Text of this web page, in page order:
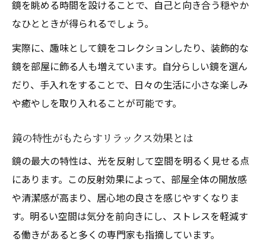
鏡を通じて自己認識を深めるコツ
鏡を見る習慣で自己理解が高まる理由
鏡趣味が感情コントロールに役立つ方法
他者を鏡に例えて自己認識を深める視点
自分らしさを守るための鏡活用術
心理学で注目される鏡の役割に迫る
心理学が解明する鏡の効果と人間関係
鏡の法則を生活に活かす実践的アプローチ
鏡と自己投影の関係性を考えるポイント
鏡を見ることで感情が安定する理由
鏡を眺める時間を設けることで、自己と向き合う穏やか
なひとときが得られるでしょう。
実際に、趣味として鏡をコレクションしたり、装飾的な
鏡を部屋に飾る人も増えています。自分らしい鏡を選ん
だり、手入れをすることで、日々の生活に小さな楽しみ
や癒やしを取り入れることが可能です。
鏡の特性がもたらすリラックス効果とは
鏡の最大の特性は、光を反射して空間を明るく見せる点
にあります。この反射効果によって、部屋全体の開放感
や清潔感が高まり、居心地の良さを感じやすくなりま
す。明るい空間は気分を前向きにし、ストレスを軽減す
る働きがあると多くの専門家も指摘しています。